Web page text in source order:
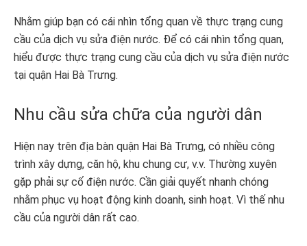
Nhằm giúp bạn có cái nhìn tổng quan về thực trạng cung
cầu của dịch vụ sửa điện nước. Để có cái nhìn tổng quan,
hiểu được thực trạng cung cầu của dịch vụ sửa điện nước
tại quận Hai Bà Trưng.
Nhu cầu sửa chữa của người dân
Hiện nay trên địa bàn quận Hai Bà Trưng, có nhiều công
trình xây dựng, căn hộ, khu chung cư, v.v. Thường xuyên
gặp phải sự cố điện nước. Cần giải quyết nhanh chóng
nhằm phục vụ hoạt động kinh doanh, sinh hoạt. Vì thế nhu
cầu của người dân rất cao.